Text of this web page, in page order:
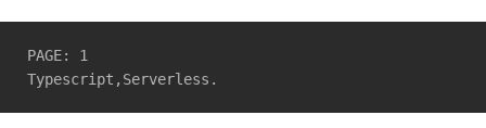
PAGE: 1
Typescript,Serverless.